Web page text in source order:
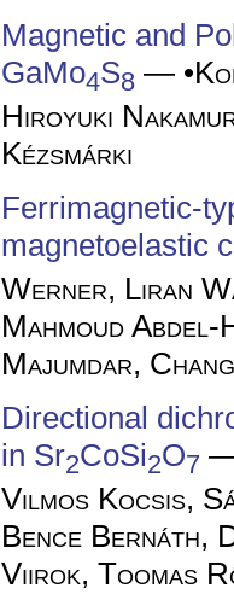
Magnetic and
GaMo4S8 — •
Hiroyuki
Kézsmárki
Ferrimagnetic-
magnetoelastic
Werner, Liran
Mahmoud Abdel-
Majumdar,
Directional
in Sr2CoSi2O7
Vilmos Kocsis,
Bence Bernáth,
Viirok, Toomas